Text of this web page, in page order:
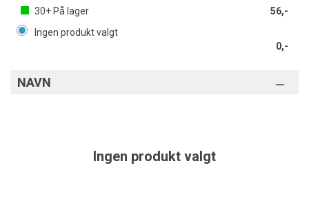
30+ På lager
56,-
Ingen produkt valgt
0,-
NAVN
Ingen produkt valgt